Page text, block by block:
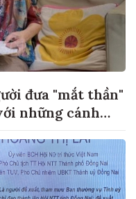
đưa "mắt thần"
những cánh